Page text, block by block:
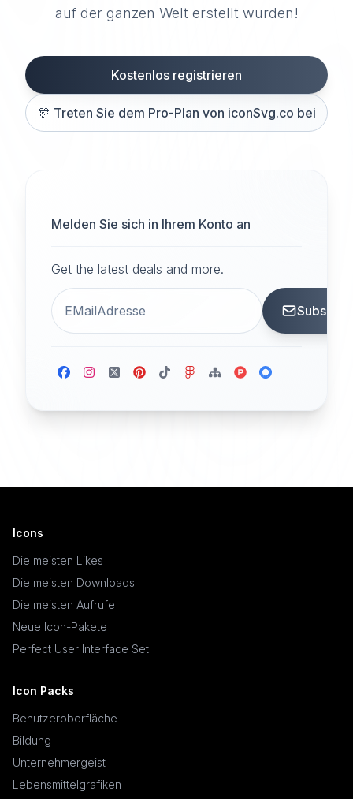
auf der ganzen Welt erstellt wurden!
Kostenlos registrieren
🎊 Treten Sie dem Pro-Plan von iconSvg.co bei
Melden Sie sich in Ihrem Konto an
Get the latest deals and more.
Icons
Die meisten Likes
Die meisten Downloads
Die meisten Aufrufe
Neue Icon-Pakete
Perfect User Interface Set
Icon Packs
Benutzeroberfläche
Bildung
Unternehmergeist
Lebensmittelgrafiken